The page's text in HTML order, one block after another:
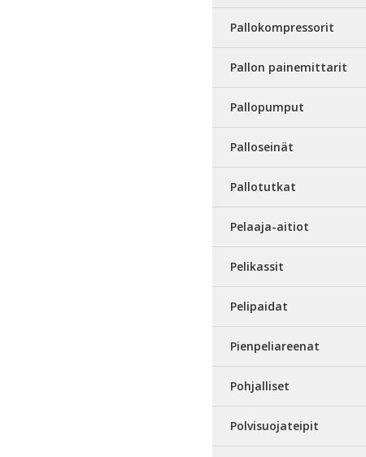
Pallokompressorit
Pallon painemittarit
Pallopumput
Palloseinät
Pallotutkat
Pelaaja-aitiot
Pelikassit
Pelipaidat
Pienpeliareenat
Pohjalliset
Polvisuojateipit